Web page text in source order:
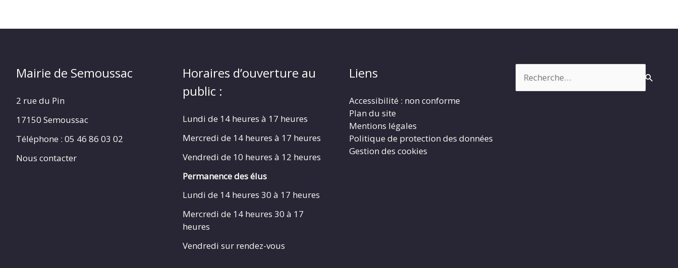
Mairie de Semoussac
2 rue du Pin
17150 Semoussac
Téléphone : 05 46 86 03 02
Nous contacter
Horaires d’ouverture au
public :
Lundi de 14 heures à 17 heures
Mercredi de 14 heures à 17 heures
Vendredi de 10 heures à 12 heures
Permanence des élus
Lundi de 14 heures 30 à 17 heures
Mercredi de 14 heures 30 à 17
heures
Vendredi sur rendez-vous
Liens
Accessibilité : non conforme
Plan du site
Mentions légales
Politique de protection des données
Gestion des cookies